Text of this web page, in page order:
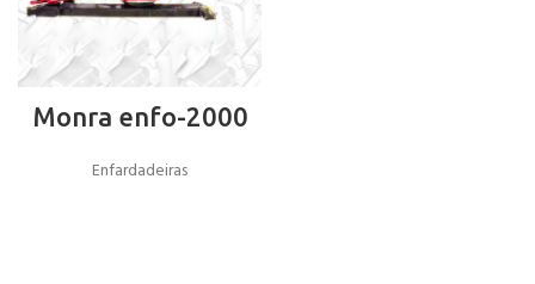
Monra enfo-2000
Enfardadeiras